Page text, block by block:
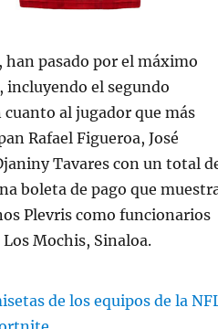
han pasado por el máximo
incluyendo el segundo
al jugador que más
Rafael Figueroa, José
Tavares con un total
boleta de pago que
Plevris como funcionarios
Mochis, Sinaloa.